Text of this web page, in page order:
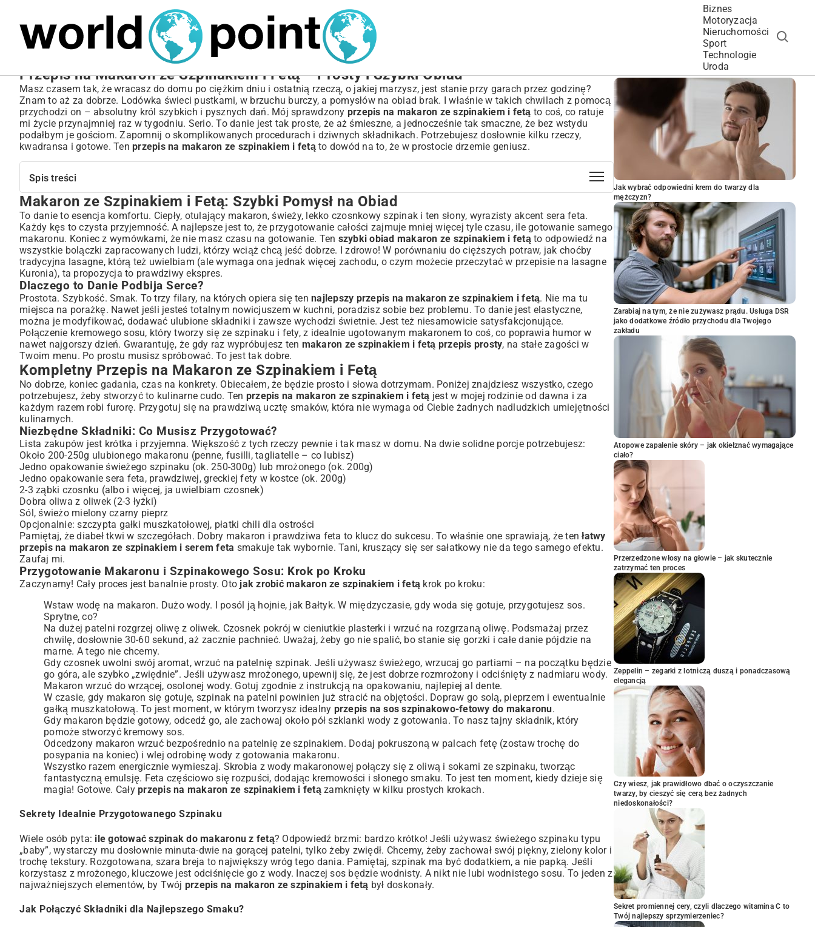
Biznes
Motoryzacja
Nieruchomości
Sport
Technologie
Uroda
Przepis na Makaron ze Szpinakiem i Fetą – Prosty i Szybki Obiad
Masz czasem tak, że wracasz do domu po ciężkim dniu i ostatnią rzeczą, o jakiej marzysz, jest stanie przy garach przez godzinę?
Znam to aż za dobrze. Lodówka świeci pustkami, w brzuchu burczy, a pomysłów na obiad brak. I właśnie w takich chwilach z pomocą
przychodzi on – absolutny król szybkich i pysznych dań. Mój sprawdzony przepis na makaron ze szpinakiem i fetą to coś, co ratuje
mi życie przynajmniej raz w tygodniu. Serio. To danie jest tak proste, że aż śmieszne, a jednocześnie tak smaczne, że bez wstydu
podałbym je gościom. Zapomnij o skomplikowanych procedurach i dziwnych składnikach. Potrzebujesz dosłownie kilku rzeczy,
kwadransa i gotowe. Ten przepis na makaron ze szpinakiem i fetąto dowód na to, że w prostocie drzemie geniusz.
Spis treści
Makaron ze Szpinakiem i Fetą: Szybki Pomysł na Obiad
Dlaczego to Danie Podbija Serce?
Kompletny Przepis na Makaron ze Szpinakiem i Fetą
Niezbędne Składniki: Co Musisz Przygotować?
Przygotowanie Makaronu i Szpinakowego Sosu: Krok po Kroku
Wariacje Smakowe: Odkryj Nowe Wersje Dania
Makaron ze Szpinakiem i Fetą z Dodatkiem Kurczaka
Lżejsza Odsłona: Makaron ze Szpinakiem, Fetą i Suszonymi Pomidorami
Wegański Makaron ze Szpinakiem i „Fetą” Roślinną
Praktyczne Porady i Najczęściej Zadawane Pytania
Jak Wybrać Najlepszy Makaron i Ser Feta?
Czy Makaron ze Szpinakiem i Fetą Można Odgrzewać?
Wartości Odżywcze i Zalety Makaronu ze Szpinakiem
Podsumowanie: Makaron ze Szpinakiem i Fetą – Szybki, Zdrowy i Pyszny
Makaron ze Szpinakiem i Fetą: Szybki Pomysł na Obiad
To danie to esencja komfortu. Ciepły, otulający makaron, świeży, lekko czosnkowy szpinak i ten słony, wyrazisty akcent sera feta.
Każdy kęs to czysta przyjemność. A najlepsze jest to, że przygotowanie całości zajmuje mniej więcej tyle czasu, ile gotowanie samego
makaronu. Koniec z wymówkami, że nie masz czasu na gotowanie. Ten szybki obiad makaron ze szpinakiem i fetąto odpowiedź na
wszystkie bolączki zapracowanych ludzi, którzy wciąż chcą jeść dobrze. I zdrowo! W porównaniu do cięższych potraw, jak choćby
tradycyjna lasagne, którą też uwielbiam (ale wymaga ona jednak więcej zachodu, o czym możecie przeczytać w przepisie na lasagne
Kuronia), ta propozycja to prawdziwy ekspres.
Dlaczego to Danie Podbija Serce?
Prostota. Szybkość. Smak. To trzy filary, na których opiera się ten najlepszy przepis na makaron ze szpinakiem i fetą. Nie ma tu
miejsca na porażkę. Nawet jeśli jesteś totalnym nowicjuszem w kuchni, poradzisz sobie bez problemu. To danie jest elastyczne,
można je modyfikować, dodawać ulubione składniki i zawsze wychodzi świetnie. Jest też niesamowicie satysfakcjonujące.
Połączenie kremowego sosu, który tworzy się ze szpinaku i fety, z idealnie ugotowanym makaronem to coś, co poprawia humor w
nawet najgorszy dzień. Gwarantuję, że gdy raz wypróbujesz ten makaron ze szpinakiem i fetą przepis prosty, na stałe zagości w
Twoim menu. Po prostu musisz spróbować. To jest tak dobre.
Kompletny Przepis na Makaron ze Szpinakiem i Fetą
No dobrze, koniec gadania, czas na konkrety. Obiecałem, że będzie prosto i słowa dotrzymam. Poniżej znajdziesz wszystko, czego
potrzebujesz, żeby stworzyć to kulinarne cudo. Ten przepis na makaron ze szpinakiem i fetą jest w mojej rodzinie od dawna i za
każdym razem robi furorę. Przygotuj się na prawdziwą ucztę smaków, która nie wymaga od Ciebie żadnych nadludzkich umiejętności
kulinarnych.
Niezbędne Składniki: Co Musisz Przygotować?
Lista zakupów jest krótka i przyjemna. Większość z tych rzeczy pewnie i tak masz w domu. Na dwie solidne porcje potrzebujesz:
Około 200-250g ulubionego makaronu (penne, fusilli, tagliatelle – co lubisz)
Jedno opakowanie świeżego szpinaku (ok. 250-300g) lub mrożonego (ok. 200g)
Jedno opakowanie sera feta, prawdziwej, greckiej fety w kostce (ok. 200g)
2-3 ząbki czosnku (albo i więcej, ja uwielbiam czosnek)
Dobra oliwa z oliwek (2-3 łyżki)
Sól, świeżo mielony czarny pieprz
Opcjonalnie: szczypta gałki muszkatołowej, płatki chili dla ostrości
Pamiętaj, że diabeł tkwi w szczegółach. Dobry makaron i prawdziwa feta to klucz do sukcesu. To właśnie one sprawiają, że tenłatwy
przepis na makaron ze szpinakiem i serem feta smakuje tak wybornie. Tani, kruszący się ser sałatkowy nie da tego samego efektu.
Zaufaj mi.
Przygotowanie Makaronu i Szpinakowego Sosu: Krok po Kroku
Zaczynamy! Cały proces jest banalnie prosty. Oto jak zrobić makaron ze szpinakiem i fetą krok po kroku:
Wstaw wodę na makaron. Dużo wody. I posól ją hojnie, jak Bałtyk. W międzyczasie, gdy woda się gotuje, przygotujesz sos.
Sprytne, co?
Na dużej patelni rozgrzej oliwę z oliwek. Czosnek pokrój w cieniutkie plasterki i wrzuć na rozgrzaną oliwę. Podsmażaj przez
chwilę, dosłownie 30-60 sekund, aż zacznie pachnieć. Uważaj, żeby go nie spalić, bo stanie się gorzki i całe danie pójdzie na
marne. A tego nie chcemy.
Gdy czosnek uwolni swój aromat, wrzuć na patelnię szpinak. Jeśli używasz świeżego, wrzucaj go partiami – na początku będzie
go góra, ale szybko „zwiędnie”. Jeśli używasz mrożonego, upewnij się, że jest dobrze rozmrożony i odciśnięty z nadmiaru wody.
Makaron wrzuć do wrzącej, osolonej wody. Gotuj zgodnie z instrukcją na opakowaniu, najlepiej al dente.
W czasie, gdy makaron się gotuje, szpinak na patelni powinien już stracić na objętości. Dopraw go solą, pieprzem i ewentualnie
gałką muszkatołową. To jest moment, w którym tworzysz idealny przepis na sos szpinakowo-fetowy do makaronu.
Gdy makaron będzie gotowy, odcedź go, ale zachowaj około pół szklanki wody z gotowania. To nasz tajny składnik, który
pomoże stworzyć kremowy sos.
Odcedzony makaron wrzuć bezpośrednio na patelnię ze szpinakiem. Dodaj pokruszoną w palcach fetę (zostaw trochę do
posypania na koniec) i wlej odrobinę wody z gotowania makaronu.
Wszystko razem energicznie wymieszaj. Skrobia z wody makaronowej połączy się z oliwą i sokami ze szpinaku, tworząc
fantastyczną emulsję. Feta częściowo się rozpuści, dodając kremowości i słonego smaku. To jest ten moment, kiedy dzieje się
magia! Gotowe. Cały przepis na makaron ze szpinakiem i fetązamknięty w kilku prostych krokach.
Sekrety Idealnie Przygotowanego Szpinaku
Wiele osób pyta: ile gotować szpinak do makaronu z fetą? Odpowiedź brzmi: bardzo krótko! Jeśli używasz świeżego szpinaku typu
„baby”, wystarczy mu dosłownie minuta-dwie na gorącej patelni, tylko żeby zwiędł. Chcemy, żeby zachował swój piękny, zielony kolor i
trochę tekstury. Rozgotowana, szara breja to największy wróg tego dania. Pamiętaj, szpinak ma być dodatkiem, a nie papką. Jeśli
korzystasz z mrożonego, kluczowe jest odciśnięcie go z wody. Inaczej sos będzie wodnisty. A nikt nie lubi wodnistego sosu. To jeden z
najważniejszych elementów, by Twój przepis na makaron ze szpinakiem i fetą był doskonały.
Jak Połączyć Składniki dla Najlepszego Smaku?
POPULARNE ARTYKUŁY
Jak wybrać odpowiedni krem do twarzy dla
mężczyzn?
Zarabiaj na tym, że nie zużywasz prądu. Usługa DSR
jako dodatkowe źródło przychodu dla Twojego
zakładu
Atopowe zapalenie skóry – jak okiełznać wymagające
ciało?
Przerzedzone włosy na głowie – jak skutecznie
zatrzymać ten proces
Zeppelin – zegarki z lotniczą duszą i ponadczasową
elegancją
Czy wiesz, jak prawidłowo dbać o oczyszczanie
twarzy, by cieszyć się cerą bez żadnych
niedoskonałości?
Sekret promiennej cery, czyli dlaczego witamina C to
Twój najlepszy sprzymierzeniec?